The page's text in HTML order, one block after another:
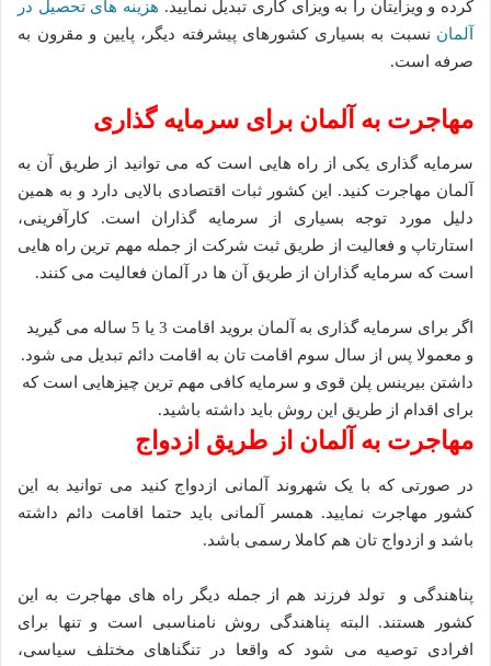
کرده و ویزایتان را به ویزای کاری تبدیل نمایید. هزینه های تحصیل در
آلمان نسبت به بسیاری کشورهای پیشرفته دیگر، پایین و مقرون به
صرفه است.
مهاجرت به آلمان برای سرمایه گذاری
سرمایه گذاری یکی از راه هایی است که می توانید از طریق آن به
آلمان مهاجرت کنید. این کشور ثبات اقتصادی بالایی دارد و به همین
دلیل مورد توجه بسیاری از سرمایه گذاران است. کارآفرینی،
استارتاپ و فعالیت از طریق ثبت شرکت از جمله مهم ترین راه هایی
است که سرمایه گذاران از طریق آن ها در آلمان فعالیت می کنند.
اگر برای سرمایه گذاری به آلمان بروید اقامت 3 یا 5 ساله می گیرید
و معمولا پس از سال سوم اقامت تان به اقامت دائم تبدیل می شود.
داشتن بیرینس پلن قوی و سرمایه کافی مهم ترین چیزهایی است که
برای اقدام از طریق این روش باید داشته باشید.
مهاجرت به آلمان از طریق ازدواج
در صورتی که با یک شهروند آلمانی ازدواج کنید می توانید به این
کشور مهاجرت نمایید. همسر آلمانی باید حتما اقامت دائم داشته
باشد و ازدواج تان هم کاملا رسمی باشد.
پناهندگی و تولد فرزند هم از جمله دیگر راه های مهاجرت به این
کشور هستند. البته پناهندگی روش نامناسبی است و تنها برای
افرادی توصیه می شود که واقعا در تنگناهای مختلف سیاسی،